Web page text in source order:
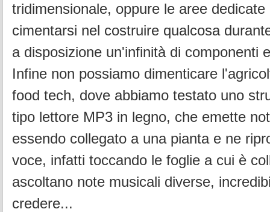
tridimensionale, oppure le aree dedicate
cimentarsi nel costruire qualcosa
a disposizione un'infinità di componenti
Infine non possiamo dimenticare
food tech, dove abbiamo testato uno
tipo lettore MP3 in legno, che emette
essendo collegato a una pianta e ne
voce, infatti toccando le foglie a cui è
ascoltano note musicali diverse,
credere...